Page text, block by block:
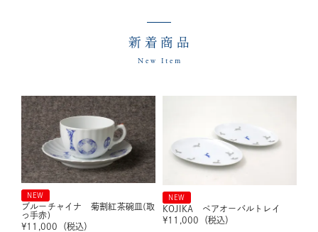
新着商品
New Item
NEW
ブルーチャイナ 菊割紅茶碗皿(取
っ手赤)
¥11,000 （税込）
NEW
KOJIKA ペアオーバルトレイ
¥11,000 （税込）